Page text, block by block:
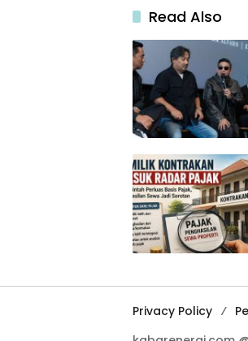
Read Also
Privacy Policy